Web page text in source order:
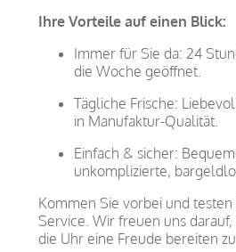
Ihre Vorteile auf einen Blick:
Immer für Sie da: 24
die Woche geöffnet.
Tägliche Frische:
in Manufaktur-Qualität.
Einfach & sicher:
unkomplizierte,
Kommen Sie vorbei und
Service. Wir freuen uns
die Uhr eine Freude bereiten